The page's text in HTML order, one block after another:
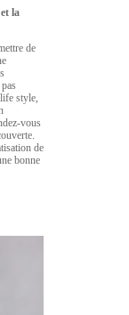
la
de
style,
vous
de
bonne